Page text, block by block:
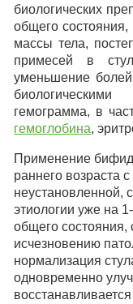
биологических
общего состояния,
массы тела,
примесей в
уменьшение
гемограмма, в
гемоглобина,
Применение
раннего возраста
неустановленной,
этиологии уже на
общего
исчезновению
нормализация
одновременно